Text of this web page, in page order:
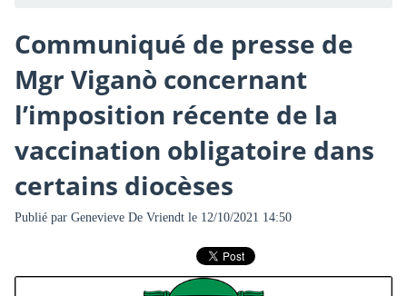
Communiqué de presse de
Mgr Viganò concernant
l’imposition récente de la
vaccination obligatoire dans
certains diocèses
Publié par Genevieve De Vriendtle 12/10/2021 14:50